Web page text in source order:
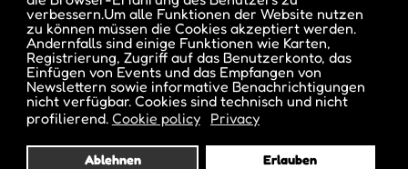
verbessern.Um alle Funktionen der Website nutzen
zu können müssen die Cookies akzeptiert werden.
Andernfalls sind einige Funktionen wie Karten,
Registrierung, Zugriff auf das Benutzerkonto, das
Einfügen von Events und das Empfangen von
Newslettern sowie informative Benachrichtigungen
nicht verfügbar. Cookies sind technisch und nicht
profilierend. Cookie policy Privacy
Ablehnen Erlauben